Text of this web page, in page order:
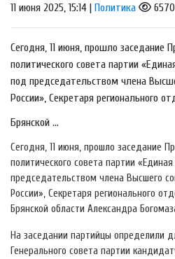
11 июня 2025, 15:14 | Политика 6570
Сегодня, 11 июня, прошло заседание
политического совета партии
под председательством члена
России», Секретаря регионального
Брянской ...
Сегодня, 11 июня, прошло заседание
политического совета партии
председательством члена Высшего
России», Секретаря регионального
Брянской области Александра
На заседании партийцы определили
Генерального совета партии